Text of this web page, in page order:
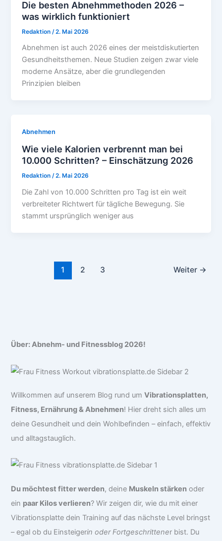
Die besten Abnehmmethoden 2026 –
was wirklich funktioniert
Redaktion /2. Mai 2026
Abnehmen ist auch 2026 eines der meistdiskutierten
Gesundheitsthemen. Neue Studien zeigen zwar viele
moderne Ansätze, aber die grundlegenden
Prinzipien bleiben
Abnehmen
Wie viele Kalorien verbrennt man bei
10.000 Schritten? – Einschätzung 2026
Redaktion/2. Mai 2026
Die Zahl von 10.000 Schritten pro Tag ist ein weit
verbreiteter Richtwert für tägliche Bewegung. Sie
stammt ursprünglich weniger aus
1 2 3 Weiter →
Über: Abnehm- und Fitnessblog 2026!
Willkommen auf unserem Blog rund umVibrationsplatten,
Fitness, Ernährung & Abnehmen! Hier dreht sich alles um
deine Gesundheit und dein Wohlbefinden – einfach, effektiv
und alltagstauglich.
Du möchtest fitter werden, deine Muskeln stärken oder
ein paar Kilos verlieren? Wir zeigen dir, wie du mit einer
Vibrationsplatte dein Training auf das nächste Level bringst
– egal ob du Einsteigerin oder Fortgeschrittener bist. Du